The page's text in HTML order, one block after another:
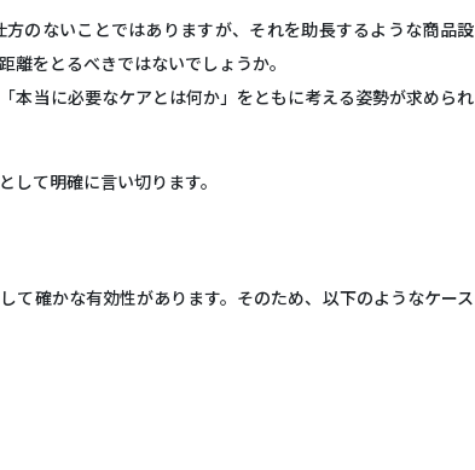
のないことではありますが、それを助長するような商品設
をとるべきではないでしょうか。
本当に必要なケアとは何か」をともに考える姿勢が求められ
して明確に言い切ります。
て確かな有効性があります。そのため、以下のようなケース